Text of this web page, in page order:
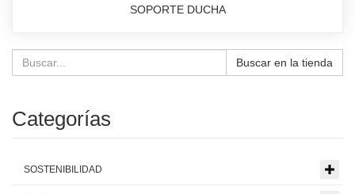
SOPORTE DUCHA
Buscar en la tienda
Categorías
SOSTENIBILIDAD